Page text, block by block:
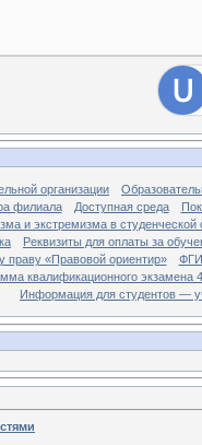
организации
филиала
Доступная среда
и экстремизма в студенческой
Реквизиты для оплаты за
праву «Правовой ориентир»
квалификационного экзамена
Информация для студентов —